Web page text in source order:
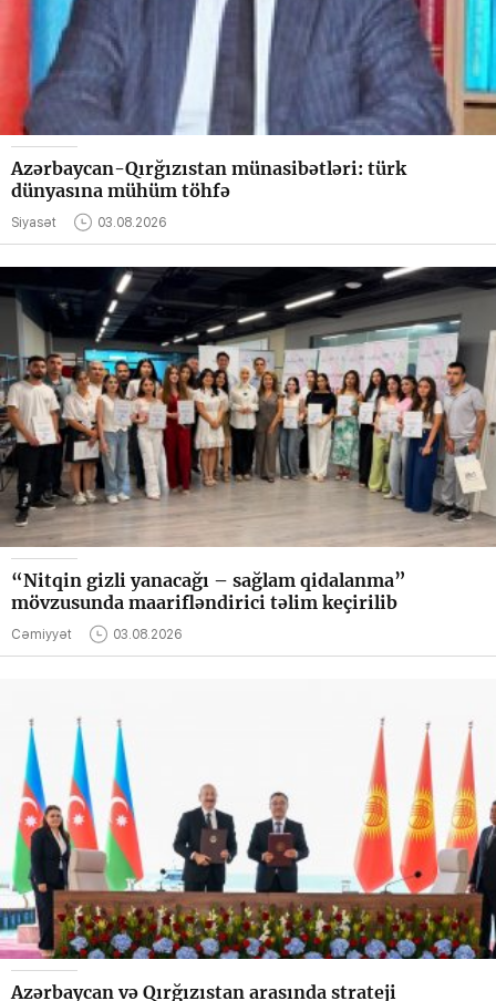
Azərbaycan-Qırğızıstan münasibətləri: türk
dünyasına mühüm töhfə
Siyasət 03.08.2026
“Nitqin gizli yanacağı – sağlam qidalanma”
mövzusunda maarifləndirici təlim keçirilib
Cəmiyyət 03.08.2026
Azərbaycan və Qırğızıstan arasında strateji